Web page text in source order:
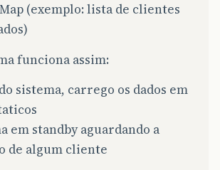
(exemplo: lista de clientes
funciona assim:
sistema, carrego os dados em
em standby aguardando a
de algum cliente